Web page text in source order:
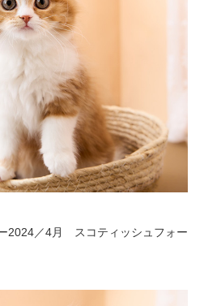
2024／4月 スコティッシュフォー